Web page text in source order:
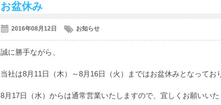
お盆休み
2016年08月12日 お知らせ
誠に勝手ながら、
当社は8月11日（木）～8月16日（火）まではお盆休みとなってお
8月17日（水）からは通常営業いたしますので、宜しくお願いい